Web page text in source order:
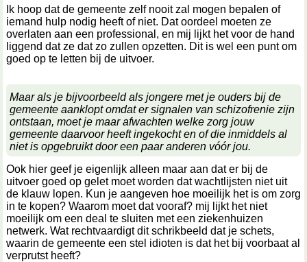
Ik hoop dat de gemeente zelf nooit zal mogen bepalen of
iemand hulp nodig heeft of niet. Dat oordeel moeten ze
overlaten aan een professional, en mij lijkt het voor de hand
liggend dat ze dat zo zullen opzetten. Dit is wel een punt om
goed op te letten bij de uitvoer.
Maar als je bijvoorbeeld als jongere met je ouders bij de
gemeente aanklopt omdat er signalen van schizofrenie zijn
ontstaan, moet je maar afwachten welke zorg jouw
gemeente daarvoor heeft ingekocht en of die inmiddels al
niet is opgebruikt door een paar anderen vóór jou.
Ook hier geef je eigenlijk alleen maar aan dat er bij de
uitvoer goed op gelet moet worden dat wachtlijsten niet uit
de klauw lopen. Kun je aangeven hoe moeilijk het is om zorg
in te kopen? Waarom moet dat vooraf? mij lijkt het niet
moeilijk om een deal te sluiten met een ziekenhuizen
netwerk. Wat rechtvaardigt dit schrikbeeld dat je schets,
waarin de gemeente een stel idioten is dat het bij voorbaat al
verprutst heeft?